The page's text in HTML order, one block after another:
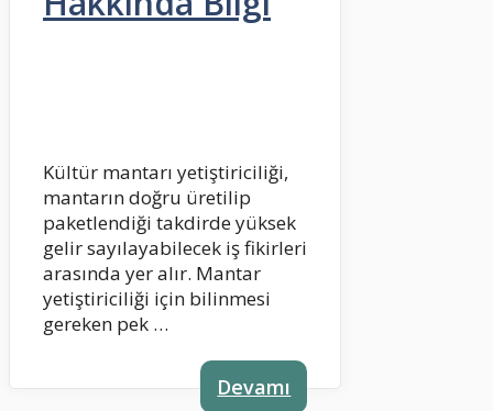
Kültür mantarı yetiştiriciliği,
mantarın doğru üretilip
paketlendiği takdirde yüksek
gelir sayılayabilecek iş fikirleri
arasında yer alır. Mantar
yetiştiriciliği için bilinmesi
gereken pek …
Devamı